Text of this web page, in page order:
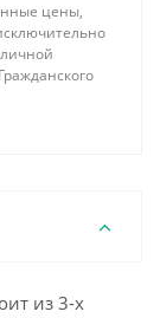
цены,
из 3-х